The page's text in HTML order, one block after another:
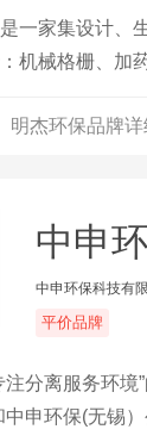
一家集设计
机械格栅、
域。
明杰环保品牌
中申
中申环保科技有
平价品牌
注分离服务环
申环保(无锡